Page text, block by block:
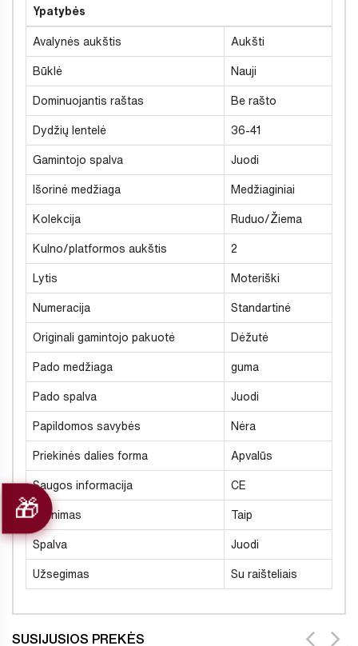
Ypatybės
Avalynės aukštis Aukšti
Būklė Nauji
Dominuojantis raštas Be rašto
Dydžių lentelė 36-41
Gamintojo spalva Juodi
Išorinė medžiaga Medžiaginiai
Kolekcija Ruduo/Žiema
Kulno/platformos aukštis 2
Lytis Moteriški
Numeracija Standartinė
Originali gamintojo pakuotė Dėžutė
Pado medžiaga guma
Pado spalva Juodi
Papildomos savybės Nėra
Priekinės dalies forma Apvalūs
Saugos informacija CE
Šiltinimas Taip
Spalva Juodi
Užsegimas Su raišteliais
SUSIJUSIOS PREKĖS